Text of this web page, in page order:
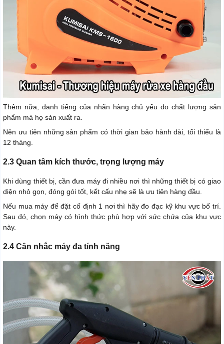
Thêm nữa, danh tiếng của nhãn hàng chủ yếu do chất lượng sản
phẩm mà họ sản xuất ra.
Nên ưu tiên những sản phẩm có thời gian bảo hành dài, tối thiểu là
12 tháng.
2.3 Quan tâm kích thước, trọng lượng máy
Khi dùng thiết bị, cần đưa máy đi nhiều nơi thì những thiết bị có giao
diện nhỏ gọn, đóng gói tốt, kết cấu nhẹ sẽ là ưu tiên hàng đầu.
Nếu mua máy để đặt cố định 1 nơi thì hãy đo đạc kỹ khu vực bố trí.
Sau đó, chọn máy có hình thức phù hợp với sức chứa của khu vực
này.
2.4 Cân nhắc máy đa tính năng